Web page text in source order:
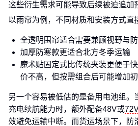
这些衍生需求可能导致后续被迫追加
以雨帘为例，不同材质和安装方式直
全透明围帘适合需要兼顾视野与
加厚防寒款更适合北方冬季运输
魔术贴固定式比传统夹装更便于
价不高，但按需组合后可能增加
另一个容易被低估的是备用电池组。
充电续航能力时，额外配备48V或
效避免运输中断。而货运场景下，防